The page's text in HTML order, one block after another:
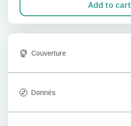
Add to cart
Couverture
Donnés